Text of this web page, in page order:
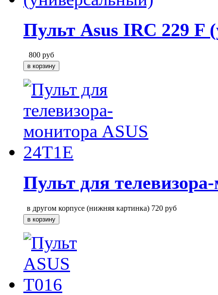
Пульт Asus IRC 229 F
800 руб
Пульт для
в другом корпусе (нижняя картинка) 720 руб